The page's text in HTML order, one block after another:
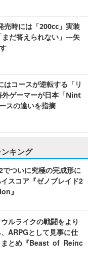
売時には「200cc」実装
まだ答えられない」―矢
はコースが逆転する「リ
外ゲーマーが日本「Nint
スの違いを指摘
キング
でついに究極の完成形に
スコア『ゼノブレイド2
』
ルライクの戦闘をより
ARPGとして見事に仕
まとめ『Beast of Reinc